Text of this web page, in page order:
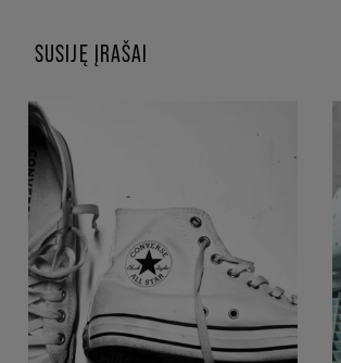
SUSIJĘ ĮRAŠAI